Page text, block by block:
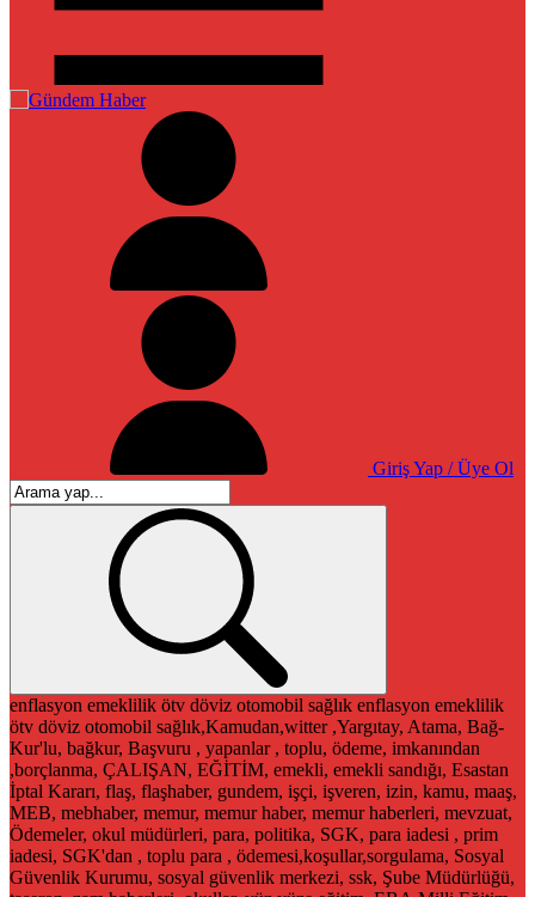
Giriş Yap / Üye Ol
enflasyon emeklilik ötv döviz otomobil sağlık enflasyon emeklilik
ötv döviz otomobil sağlık,Kamudan,witter ,Yargıtay, Atama, Bağ-
Kur'lu, bağkur, Başvuru , yapanlar , toplu, ödeme, imkanından
,borçlanma, ÇALIŞAN, EĞİTİM, emekli, emekli sandığı, Esastan
İptal Kararı, flaş, flaşhaber, gundem, işçi, işveren, izin, kamu, maaş,
MEB, mebhaber, memur, memur haber, memur haberleri, mevzuat,
Ödemeler, okul müdürleri, para, politika, SGK, para iadesi , prim
iadesi, SGK'dan , toplu para , ödemesi,koşullar,sorgulama, Sosyal
Güvenlik Kurumu, sosyal güvenlik merkezi, ssk, Şube Müdürlüğü,